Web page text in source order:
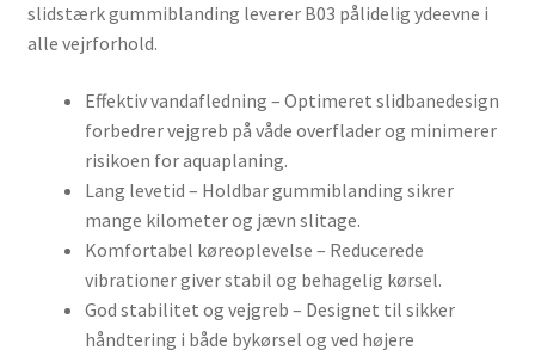
slidstærk gummiblanding leverer B03 pålidelig ydeevne i
alle vejrforhold.
Effektiv vandafledning – Optimeret slidbanedesign
forbedrer vejgreb på våde overflader og minimerer
risikoen for aquaplaning.
Lang levetid – Holdbar gummiblanding sikrer
mange kilometer og jævn slitage.
Komfortabel køreoplevelse – Reducerede
vibrationer giver stabil og behagelig kørsel.
God stabilitet og vejgreb – Designet til sikker
håndtering i både bykørsel og ved højere